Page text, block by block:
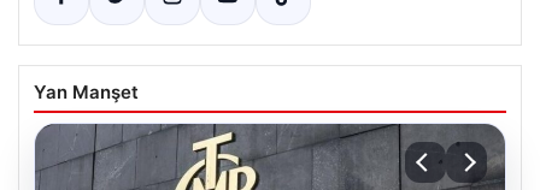
Yan Manşet